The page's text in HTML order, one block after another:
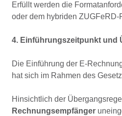
Erfüllt werden die
oder dem hybriden
4. Einführungszeitpunkt und
Die Einführung der E-
hat sich im Rahmen des
Hinsichtlich der
Rechnungsempfänger